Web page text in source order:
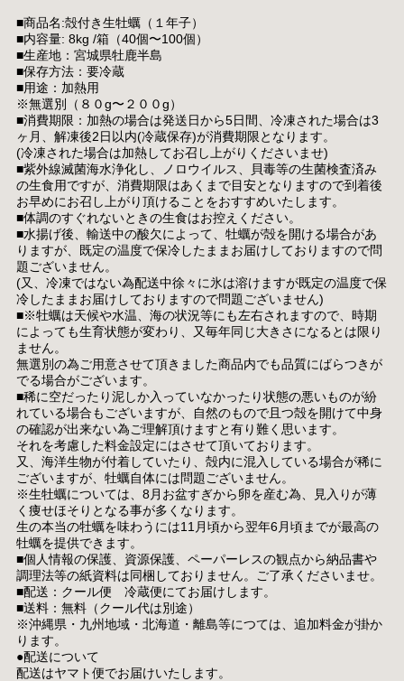
■商品名:殻付き生牡蠣（１年子）
■内容量: 8kg /箱（40個〜100個）
■生産地：宮城県牡鹿半島
■保存方法：要冷蔵
■用途：加熱用
※無選別（８０g〜２００g）
■消費期限：加熱の場合は発送日から5日間、冷凍された場合は3
ヶ月、解凍後2日以内(冷蔵保存)が消費期限となります。
(冷凍された場合は加熱してお召し上がりくださいませ)
■紫外線滅菌海水浄化し、ノロウイルス、貝毒等の生菌検査済み
の生食用ですが、消費期限はあくまで目安となりますので到着後
お早めにお召し上がり頂けることをおすすめいたします。
■体調のすぐれないときの生食はお控えください。
■水揚げ後、輸送中の酸欠によって、牡蠣が殻を開ける場合があ
りますが、既定の温度で保冷したままお届けしておりますので問
題ございません。
(又、冷凍ではない為配送中徐々に氷は溶けますが既定の温度で保
冷したままお届けしておりますので問題ございません)
■※牡蠣は天候や水温、海の状況等にも左右されますので、時期
によっても生育状態が変わり、又毎年同じ大きさになるとは限り
ません。
無選別の為ご用意させて頂きました商品内でも品質にばらつきが
でる場合がございます。
■稀に空だったり泥しか入っていなかったり状態の悪いものが紛
れている場合もございますが、自然のもので且つ殻を開けて中身
の確認が出来ない為ご理解頂けますと有り難く思います。
それを考慮した料金設定にはさせて頂いております。
又、海洋生物が付着していたり、殻内に混入している場合が稀に
ございますが、牡蠣自体には問題ございません。
※生牡蠣については、8月お盆すぎから卵を産む為、見入りが薄
く痩せほそりとなる事が多くなります。
生の本当の牡蠣を味わうには11月頃から翌年6月頃までが最高の
牡蠣を提供できます。
■個人情報の保護、資源保護、ペーパーレスの観点から納品書や
調理法等の紙資料は同梱しておりません。ご了承くださいませ。
■配送：クール便 冷蔵便にてお届けします。
■送料：無料（クール代は別途）
※沖縄県・九州地域・北海道・離島等につては、追加料金が掛か
ります。
●配送について
配送はヤマト便でお届けいたします。